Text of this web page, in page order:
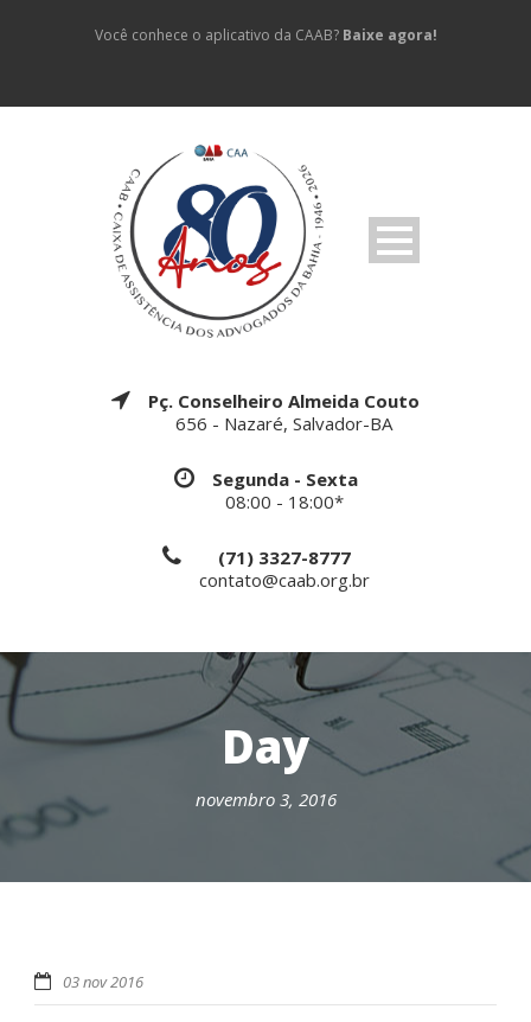
Você conhece o aplicativo da CAAB? Baixe agora!
Pç. Conselheiro Almeida Couto
656 - Nazaré, Salvador-BA
Segunda - Sexta
08:00 - 18:00*
(71) 3327-8777
contato@caab.org.br
Day
novembro 3, 2016
03 nov 2016